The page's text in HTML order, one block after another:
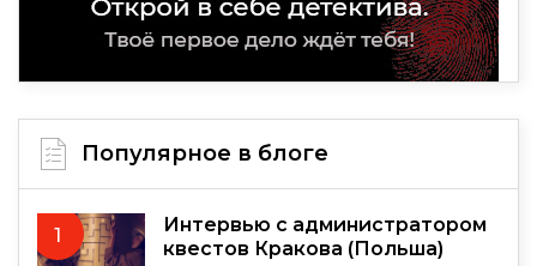
Популярное в блоге
1
Интервью с администратором
квестов Кракова (Польша)